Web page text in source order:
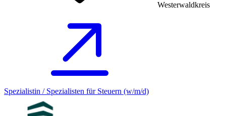
Westerwaldkreis
Spezialistin / Spezialisten für Steuern (w/m/d)